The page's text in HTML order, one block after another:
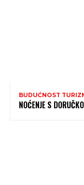
BUDUĆNOST
NOĆENJE S